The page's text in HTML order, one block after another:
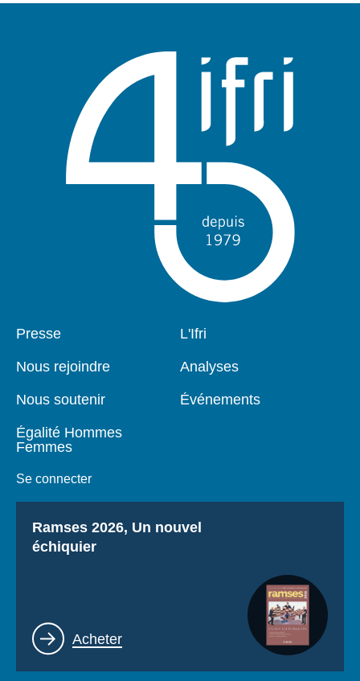
Pied
Presse
Nous rejoindre
Nous soutenir
Égalité Hommes
Femmes
Se connecter
Navigation
L'Ifri
Analyses
Événements
Titre
Ramses 2026, Un nouvel
échiquier
Lien
Acheter